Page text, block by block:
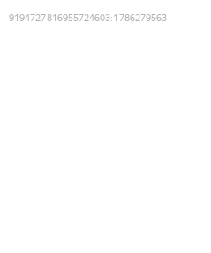
9194727816955724603:1786279563